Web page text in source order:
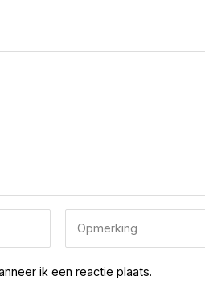
ik een reactie plaats.